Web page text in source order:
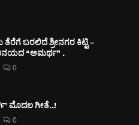
ತೆರೆಗೆ ಬರಲಿದೆ ಶ್ರೀನಗರ ಕಿಟ್ಟಿ –
“ಅಮರ್ಥ” .
0
ಮೊದಲ‌ ಗೀತೆ..!
0